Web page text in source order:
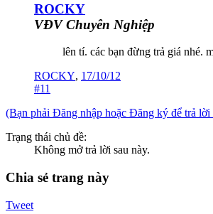
ROCKY
VĐV Chuyên Nghiệp
lên tí. các bạn đừng trả giá nhé.
ROCKY, 17/10/12
#11
(Bạn phải Đăng nhập hoặc Đăng ký để trả lời
Trạng thái chủ đề:
Không mở trả lời sau này.
Chia sẻ trang này
Tweet